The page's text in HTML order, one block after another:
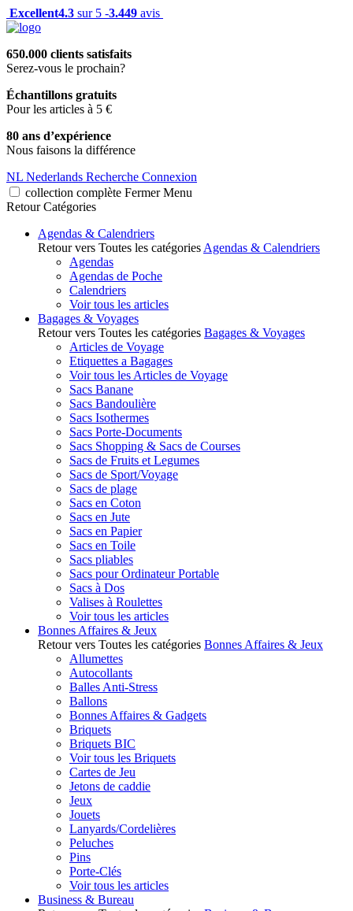
Excellent4.3 sur 5 -3.449 avis
650.000 clients satisfaits
Serez-vous le prochain?
Échantillons gratuits
Pour les articles à 5 €
80 ans d’expérience
Nous faisons la différence
NL Nederlands Recherche Connexion
collection complète Fermer Menu
Retour Catégories
Agendas & Calendriers
Retour vers Toutes les catégories Agendas & Calendriers
Agendas
Agendas de Poche
Calendriers
Voir tous les articles
Bagages & Voyages
Retour vers Toutes les catégories Bagages & Voyages
Articles de Voyage
Etiquettes a Bagages
Voir tous les Articles de Voyage
Sacs Banane
Sacs Bandoulière
Sacs Isothermes
Sacs Porte-Documents
Sacs Shopping & Sacs de Courses
Sacs de Fruits et Legumes
Sacs de Sport/Voyage
Sacs de plage
Sacs en Coton
Sacs en Jute
Sacs en Papier
Sacs en Toile
Sacs pliables
Sacs pour Ordinateur Portable
Sacs à Dos
Valises à Roulettes
Voir tous les articles
Bonnes Affaires & Jeux
Retour vers Toutes les catégories Bonnes Affaires & Jeux
Allumettes
Autocollants
Balles Anti-Stress
Ballons
Bonnes Affaires & Gadgets
Briquets
Briquets BIC
Voir tous les Briquets
Cartes de Jeu
Jetons de caddie
Jeux
Jouets
Lanyards/Cordelières
Peluches
Pins
Porte-Clés
Voir tous les articles
Business & Bureau